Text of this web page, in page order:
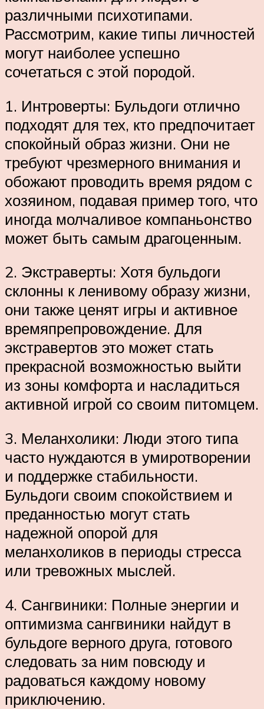
различными психотипами.
Рассмотрим, какие типы личностей
могут наиболее успешно
сочетаться с этой породой.
1. Интроверты: Бульдоги отлично
подходят для тех, кто предпочитает
спокойный образ жизни. Они не
требуют чрезмерного внимания и
обожают проводить время рядом с
хозяином, подавая пример того, что
иногда молчаливое компаньонство
может быть самым драгоценным.
2. Экстраверты: Хотя бульдоги
склонны к ленивому образу жизни,
они также ценят игры и активное
времяпрепровождение. Для
экстравертов это может стать
прекрасной возможностью выйти
из зоны комфорта и насладиться
активной игрой со своим питомцем.
3. Меланхолики: Люди этого типа
часто нуждаются в умиротворении
и поддержке стабильности.
Бульдоги своим спокойствием и
преданностью могут стать
надежной опорой для
меланхоликов в периоды стресса
или тревожных мыслей.
4. Сангвиники: Полные энергии и
оптимизма сангвиники найдут в
бульдоге верного друга, готового
следовать за ним повсюду и
радоваться каждому новому
приключению.